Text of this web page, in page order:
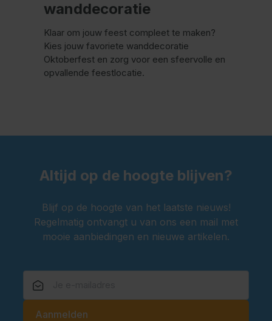
wanddecoratie
Klaar om jouw feest compleet te maken?
Kies jouw favoriete wanddecoratie
Oktoberfest en zorg voor een sfeervolle en
opvallende feestlocatie.
Altijd op de hoogte blijven?
Blijf op de hoogte van het laatste nieuws!
Regelmatig ontvangt u van ons een mail met
mooie aanbiedingen en nieuwe artikelen.
Aanmelden